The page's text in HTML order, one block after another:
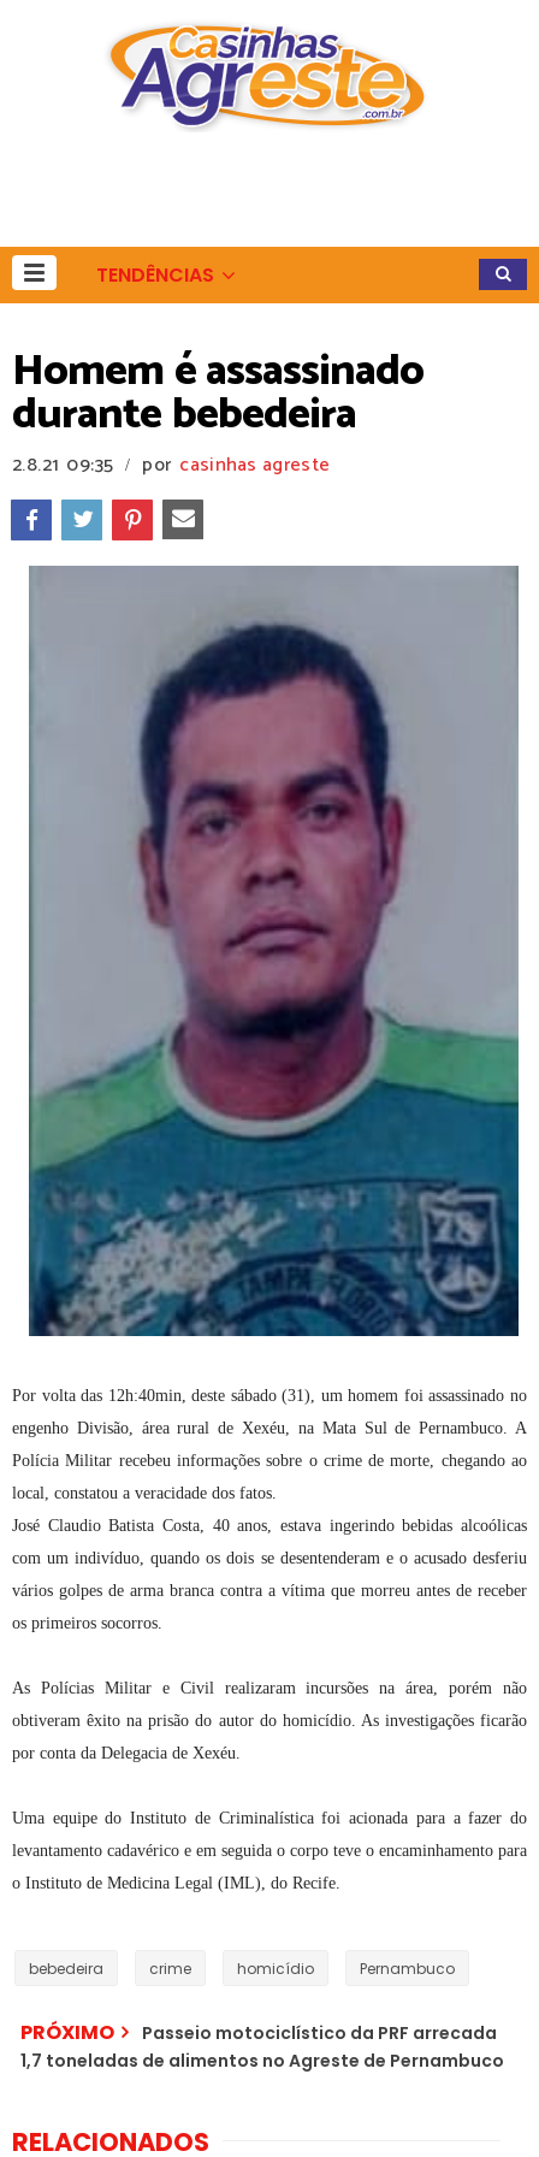
TENDÊNCIAS
Homem é assassinado
durante bebedeira
2.8.21 09:35 / por casinhas agreste
Por volta das 12h:40min, deste sábado (31), um homem foi assassinado no
engenho Divisão, área rural de Xexéu, na Mata Sul de Pernambuco. A
Polícia Militar recebeu informações sobre o crime de morte, chegando ao
local, constatou a veracidade dos fatos.
José Claudio Batista Costa, 40 anos, estava ingerindo bebidas alcoólicas
com um indivíduo, quando os dois se desentenderam e o acusado desferiu
vários golpes de arma branca contra a vítima que morreu antes de receber
os primeiros socorros.
As Polícias Militar e Civil realizaram incursões na área, porém não
obtiveram êxito na prisão do autor do homicídio. As investigações ficarão
por conta da Delegacia de Xexéu.
Uma equipe do Instituto de Criminalística foi acionada para a fazer do
levantamento cadavérico e em seguida o corpo teve o encaminhamento para
o Instituto de Medicina Legal (IML), do Recife.
bebedeira crime homicídio Pernambuco
PRÓXIMO
Passeio motociclístico da PRF arrecada
1,7 toneladas de alimentos no Agreste de Pernambuco
RELACIONADOS
em Santa Cruz do